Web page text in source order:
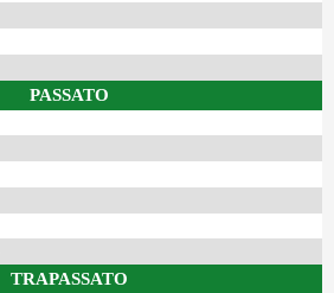
PASSATO
TRAPASSATO